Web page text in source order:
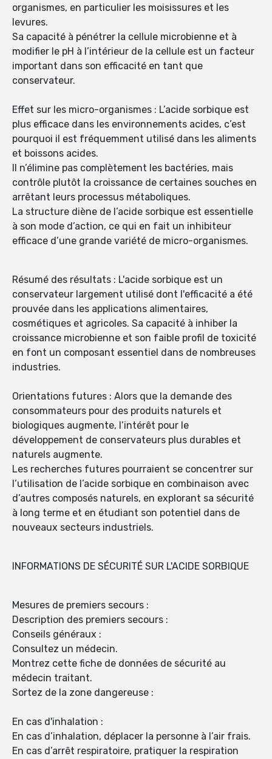
organismes, en particulier les moisissures et les
levures.
Sa capacité à pénétrer la cellule microbienne et à
modifier le pH à l’intérieur de la cellule est un facteur
important dans son efficacité en tant que
conservateur.
Effet sur les micro-organismes : L’acide sorbique est
plus efficace dans les environnements acides, c’est
pourquoi il est fréquemment utilisé dans les aliments
et boissons acides.
Il n’élimine pas complètement les bactéries, mais
contrôle plutôt la croissance de certaines souches en
arrêtant leurs processus métaboliques.
La structure diène de l’acide sorbique est essentielle
à son mode d’action, ce qui en fait un inhibiteur
efficace d’une grande variété de micro-organismes.
Résumé des résultats : L'acide sorbique est un
conservateur largement utilisé dont l'efficacité a été
prouvée dans les applications alimentaires,
cosmétiques et agricoles. Sa capacité à inhiber la
croissance microbienne et son faible profil de toxicité
en font un composant essentiel dans de nombreuses
industries.
Orientations futures : Alors que la demande des
consommateurs pour des produits naturels et
biologiques augmente, l’intérêt pour le
développement de conservateurs plus durables et
naturels augmente.
Les recherches futures pourraient se concentrer sur
l’utilisation de l’acide sorbique en combinaison avec
d’autres composés naturels, en explorant sa sécurité
à long terme et en étudiant son potentiel dans de
nouveaux secteurs industriels.
INFORMATIONS DE SÉCURITÉ SUR L'ACIDE SORBIQUE
Mesures de premiers secours :
Description des premiers secours :
Conseils généraux :
Consultez un médecin.
Montrez cette fiche de données de sécurité au
médecin traitant.
Sortez de la zone dangereuse :
En cas d'inhalation :
En cas d’inhalation, déplacer la personne à l’air frais.
En cas d’arrêt respiratoire, pratiquer la respiration